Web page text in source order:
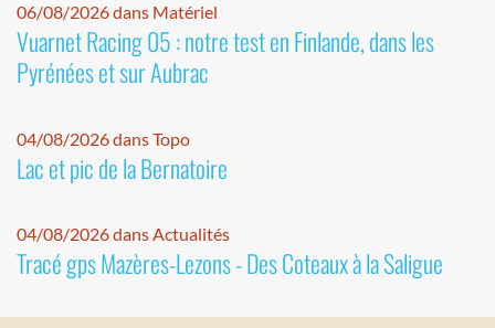
06/08/2026 dans Matériel
Vuarnet Racing 05 : notre test en Finlande, dans les
Pyrénées et sur Aubrac
04/08/2026 dans Topo
Lac et pic de la Bernatoire
04/08/2026 dans Actualités
Tracé gps Mazères-Lezons - Des Coteaux à la Saligue